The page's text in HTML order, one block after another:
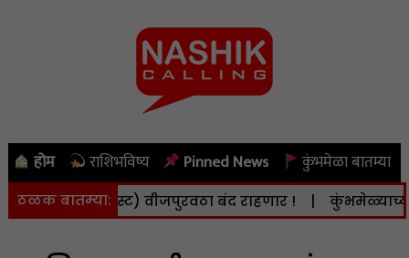
होम राशिभविष्य Pinned News कुंभमेळा बातम्या
ठळक बातम्या:
(दि. 8 ऑगस्ट) वीजपुरवठा बंद राहणार ! | कुंभमेळ्याच्या